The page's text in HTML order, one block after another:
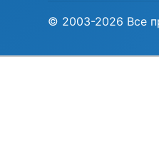
© 2003-2026 Все